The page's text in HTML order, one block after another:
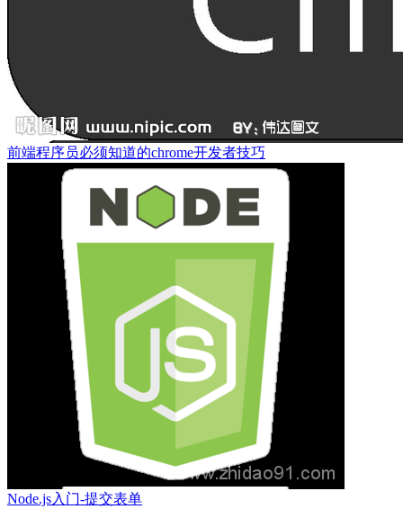
前端程序员必须知道的chrome开发者技巧
Node.js入门-提交表单